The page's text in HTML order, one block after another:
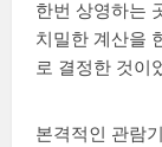
한번 상영하는
치밀한 계산을
로 결정한 것이
본격적인 관람